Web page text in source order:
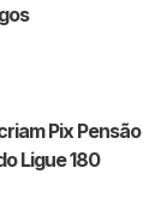
Pix Pensão
Ligue 180